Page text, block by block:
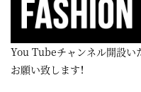
You Tubeチャンネル開設い
お願い致します！